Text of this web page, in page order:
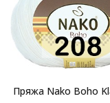
Пряжа Nako Boho